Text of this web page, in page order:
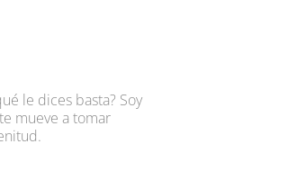
le dices basta? Soy
mueve a tomar